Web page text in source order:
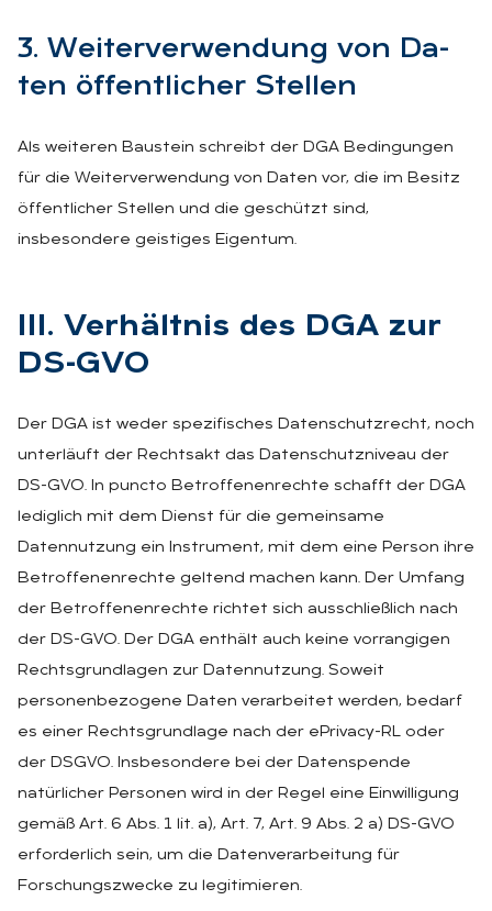
3. Wei­ter­ver­wen­dung von Da­
ten öf­fent­li­cher Stel­len
Als weiteren Baustein schreibt der DGA Bedingungen
für die Weiterverwendung von Daten vor, die im Besitz
öffentlicher Stellen und die geschützt sind,
insbesondere geistiges Eigentum.
III. Ver­hält­nis des DGA zur
DS-GVO
Der DGA ist weder spezifisches Datenschutzrecht, noch
unterläuft der Rechtsakt das Datenschutzniveau der
DS-GVO. In puncto Betroffenenrechte schafft der DGA
lediglich mit dem Dienst für die gemeinsame
Datennutzung ein Instrument, mit dem eine Person ihre
Betroffenenrechte geltend machen kann. Der Umfang
der Betroffenenrechte richtet sich ausschließlich nach
der DS-GVO. Der DGA enthält auch keine vorrangigen
Rechtsgrundlagen zur Datennutzung. Soweit
personenbezogene Daten verarbeitet werden, bedarf
es einer Rechtsgrundlage nach der ePrivacy-RL oder
der DSGVO. Insbesondere bei der Datenspende
natürlicher Personen wird in der Regel eine Einwilligung
gemäß Art. 6 Abs. 1 lit. a), Art. 7, Art. 9 Abs. 2 a) DS-GVO
erforderlich sein, um die Datenverarbeitung für
Forschungszwecke zu legitimieren.